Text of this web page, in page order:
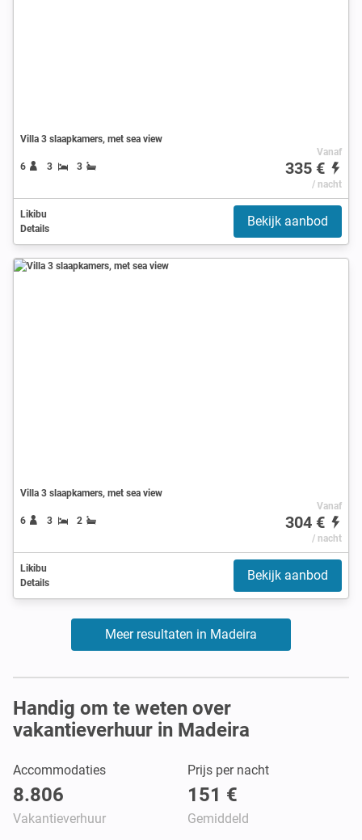
Villa 3 slaapkamers, met sea view
6 3 3
Vanaf
335 €
/ nacht
Likibu
Details
Bekijk aanbod
Villa 3 slaapkamers, met sea view
6 3 2
Vanaf
304 €
/ nacht
Likibu
Details
Bekijk aanbod
Meer resultaten in Madeira
Handig om te weten over
vakantieverhuur in Madeira
Accommodaties
8.806
Vakantieverhuur
Prijs per nacht
151 €
Gemiddeld